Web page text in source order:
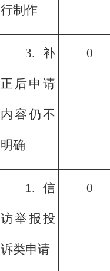
行制作
3.补
正后申请
内容仍不
明确
0
1.信
访举报投
诉类申请
0